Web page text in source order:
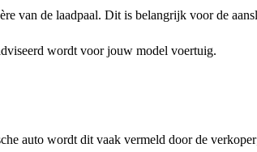
van de laadpaal. Dit is belangrijk voor de
wordt voor jouw model voertuig.
auto wordt dit vaak vermeld door de